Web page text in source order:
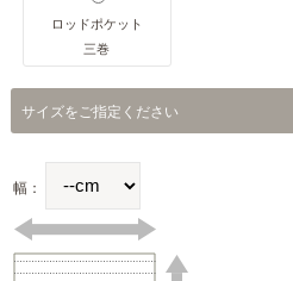
ロッドポケット
三巻
サイズをご指定ください
幅：